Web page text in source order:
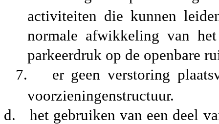
activiteiten die kunnen
normale afwikkeling van
parkeerdruk op de openbare
7.
er geen verstoring
voorzieningenstructuur.
d.
het gebruiken van een deel